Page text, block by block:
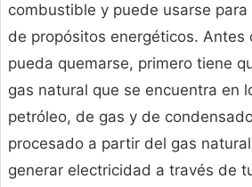
combustible y puede usarse para
de propósitos energéticos. Antes
pueda quemarse, primero tiene
gas natural que se encuentra en
petróleo, de gas y de
procesado a partir del gas
generar electricidad a través de